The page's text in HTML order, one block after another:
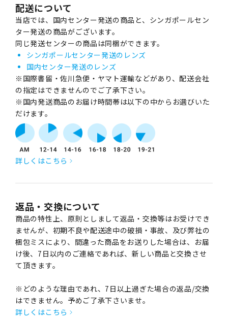
配送について
当店では、国内センター発送の商品と、シンガポールセン
ター発送の商品がございます。
同じ発送センターの商品は同梱ができます。
シンガポールセンター発送のレンズ
国内センター発送のレンズ
※国際書留・佐川急便・ヤマト運輸などがあり、配送会社
の指定はできませんのでご了承下さい。
※国内発送商品のお届け時間帯は以下の中からお選びいた
だけます。
詳しくはこちら
返品・交換について
商品の特性上、原則としまして返品・交換等はお受けでき
ませんが、初期不良や配送途中の破損・事故、及び弊社の
梱包ミスにより、間違った商品をお送りした場合は、お届
け後、7日以内のご連絡であれば、新しい商品と交換させ
て頂きます。
※どのような理由であれ、7日以上過ぎた場合の返品/交換
はできません。予めご了承下さいませ。
詳しくはこちら